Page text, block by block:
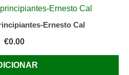
Ernesto Cal
€0.00